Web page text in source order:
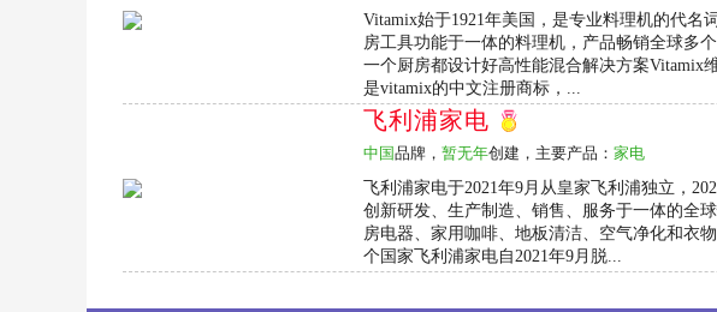
Vitamix始于1921年美国，是专业料理机的代名
房工具功能于一体的料理机，产品畅销全球多
一个厨房都设计好高性能混合解决方案Vitamix
是vitamix的中文注册商标，...
飞利浦家电
中国品牌， 暂无年创建，主要产品： 家电
飞利浦家电于2021年9月从皇家飞利浦独立，
创新研发、生产制造、销售、服务于一体的全
房电器、家用咖啡、地板清洁、空气净化和衣
个国家飞利浦家电自2021年9月脱...